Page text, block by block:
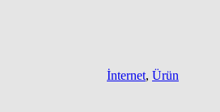
İnternet, Ürün